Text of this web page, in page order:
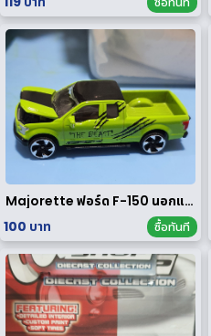
Majorette ฟอร์ด F-150 นอกแพค
100 บาท
ซื้อทันที